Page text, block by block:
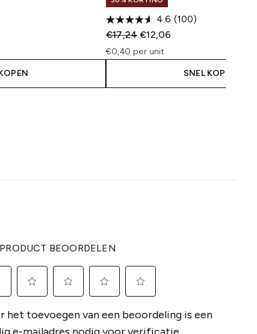
4.6 (100)
Recommended Retail Price:
€17,24Huidige prijs:
€12,06
€0,40 per unit
SNEL KOPEN